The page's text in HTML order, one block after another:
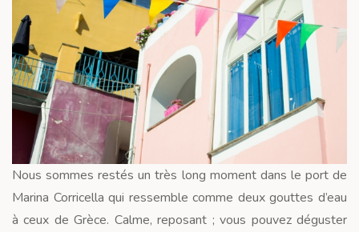
Nous sommes restés un très long moment dans le port de
Marina Corricella qui ressemble comme deux gouttes d’eau
à ceux de Grèce. Calme, reposant ; vous pouvez déguster